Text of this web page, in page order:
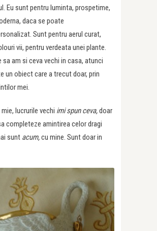
Eu sunt pentru luminta, prospetime,
daca se poate
Sunt pentru aerul curat,
vii, pentru verdeata unei plante.
sa am si ceva vechi in casa, atunci
un obiect care a trecut doar, prin
mei.
lucrurile vechi imi spun ceva,doar
completeze amintirea celor dragi
sunt acum,cu mine. Sunt doar in